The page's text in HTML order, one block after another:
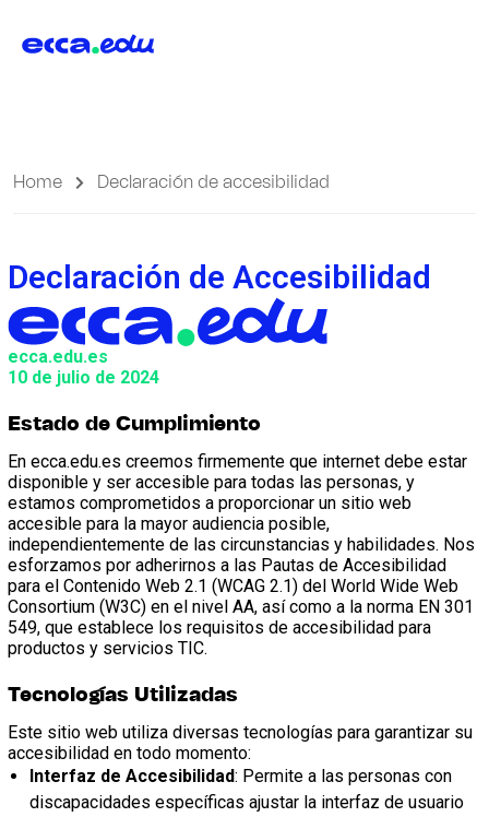
Home Declaración de accesibilidad
Declaración de Accesibilidad
ecca.edu.es
10 de julio de 2024
Estado de Cumplimiento
En ecca.edu.es creemos firmemente que internet debe estar
disponible y ser accesible para todas las personas, y
estamos comprometidos a proporcionar un sitio web
accesible para la mayor audiencia posible,
independientemente de las circunstancias y habilidades. Nos
esforzamos por adherirnos a las Pautas de Accesibilidad
para el Contenido Web 2.1 (WCAG 2.1) del World Wide Web
Consortium (W3C) en el nivel AA, así como a la norma EN 301
549, que establece los requisitos de accesibilidad para
productos y servicios TIC.
Tecnologías Utilizadas
Este sitio web utiliza diversas tecnologías para garantizar su
accesibilidad en todo momento:
Interfaz de Accesibilidad: Permite a las personas con
discapacidades específicas ajustar la interfaz de usuario